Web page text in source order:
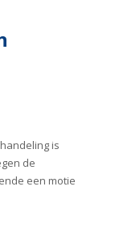
is
de
een motie